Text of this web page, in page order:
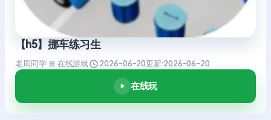
【h5】挪车练习生
老周同学 在线游戏 2026-06-20更新:2026-06-20
在线玩